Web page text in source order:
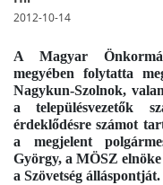
2012-10-14
A Magyar
megyében folytatta
Nagykun-Szolnok,
a településvezetők
érdeklődésre számot
a megjelent
György, a MÖSZ
a Szövetség álláspontját.